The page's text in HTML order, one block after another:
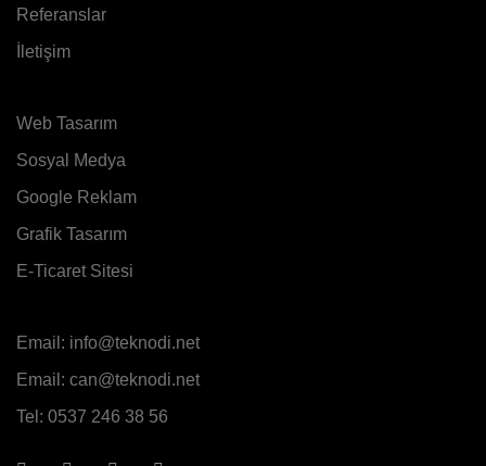
Referanslar
İletişim
Web Tasarım
Sosyal Medya
Google Reklam
Grafik Tasarım
E-Ticaret Sitesi
Email: info@teknodi.net
Email: can@teknodi.net
Tel: 0537 246 38 56